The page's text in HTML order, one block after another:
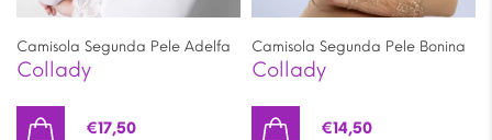
Camisola Segunda Pele Adelfa
Collady
€17,50
Camisola Segunda Pele Bonina
Collady
€14,50